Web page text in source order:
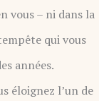
vous – ni dans la
qui vous
années.
éloignez l’un de